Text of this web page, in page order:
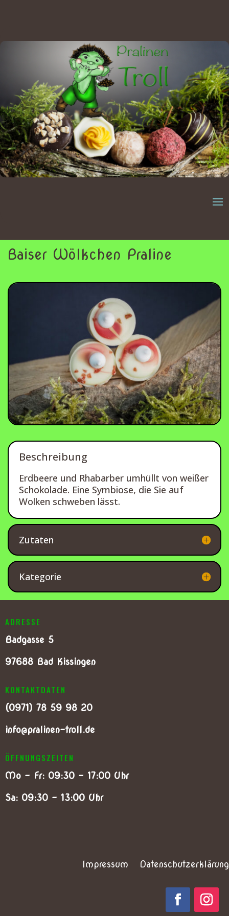
Baiser Wölkchen Praline
Beschreibung
Erdbeere und Rhabarber umhüllt von weißer
Schokolade. Eine Symbiose, die Sie auf
Wolken schweben lässt.
Zutaten
Kategorie
ADRESSE
Badgasse 5
97688 Bad Kissingen
KONTAKTDATEN
(0971) 78 59 98 20
info@pralinen-troll.de
ÖFFNUNGSZEITEN
Mo – Fr: 09:30 – 17:00 Uhr
Sa: 09:30 – 13:00 Uhr
Impressum Datenschutzerklärung